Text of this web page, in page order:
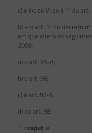
c) o inciso VI do § 1º do art.
IV – o art. 1º do Decreto
em que altera os
2008:
a) o art. 95-A;
b) o art. 96;
c) o art. 97-A;
d) do art. 98:
1. ocaput; e